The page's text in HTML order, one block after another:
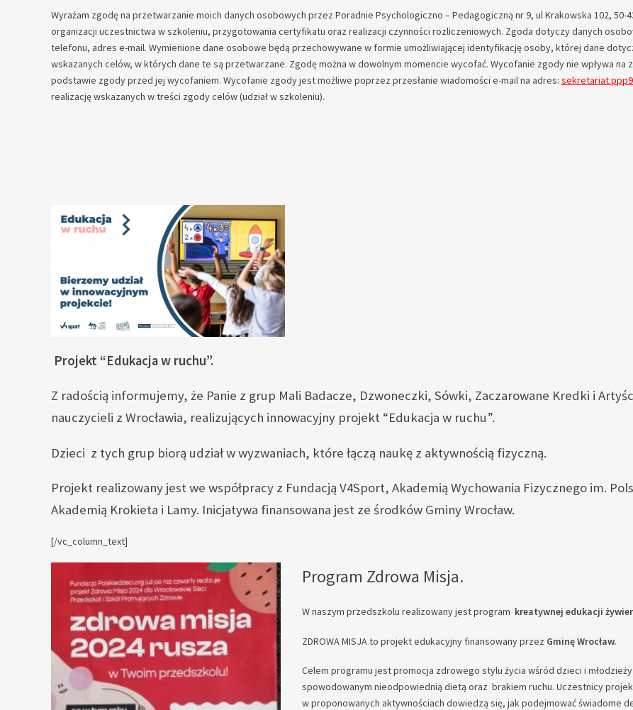
Wyrażam zgodę na przetwarzanie moich danych osobowych przez Poradnie Psychologiczno – Pedagogiczną nr 9, ul Krakowska 102, 50-
organizacji uczestnictwa w szkoleniu, przygotowania certyfikatu oraz realizacji czynności rozliczeniowych. Zgoda dotyczy danych
telefonu, adres e-mail. Wymienione dane osobowe będą przechowywane w formie umożliwiającej identyfikację osoby, której dane
wskazanych celów, w których dane te są przetwarzane. Zgodę można w dowolnym momencie wycofać. Wycofanie zgody nie wpływa
podstawie zgody przed jej wycofaniem. Wycofanie zgody jest możliwe poprzez przesłanie wiadomości e-mail na adres:
realizację wskazanych w treści zgody celów (udział w szkoleniu).
Projekt “Edukacja w ruchu”.
Z radością informujemy, że Panie z grup Mali Badacze, Dzwoneczki, Sówki, Zaczarowane Kredki i
nauczycieli z Wrocławia, realizujących innowacyjny projekt “Edukacja w ruchu”.
Dzieci z tych grup biorą udział w wyzwaniach, które łączą naukę z aktywnością fizyczną.
Projekt realizowany jest we współpracy z Fundacją V4Sport, Akademią Wychowania Fizycznego im.
Akademią Krokieta i Lamy. Inicjatywa finansowana jest ze środków Gminy Wrocław.
[/vc_column_text]
Program Zdrowa Misja.
W naszym przedszkolu realizowany jest program kreatywnej edukacji
ZDROWA MISJA to projekt edukacyjny finansowany przez Gminę Wrocław.
Celem programu jest promocja zdrowego stylu życia wśród dzieci i
spowodowanym nieodpowiednią dietą oraz brakiem ruchu. Uczestnicy
w proponowanych aktywnościach dowiedzą się, jak podejmować świadome